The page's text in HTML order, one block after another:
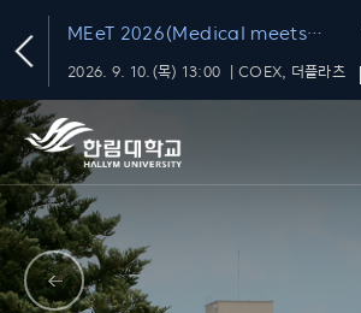
MEeT 2026(Medical meets
Technology 2026)
2026. 9. 10.(목) 13:00 ｜COEX, 더플라츠